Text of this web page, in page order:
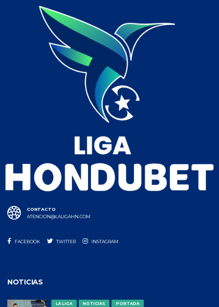
CONTACTO
ATENCION@LALIGAHN.COM
FACEBOOK TWITTER INSTAGRAM
NOTICIAS
LA LIGA NOTICIAS PORTADA